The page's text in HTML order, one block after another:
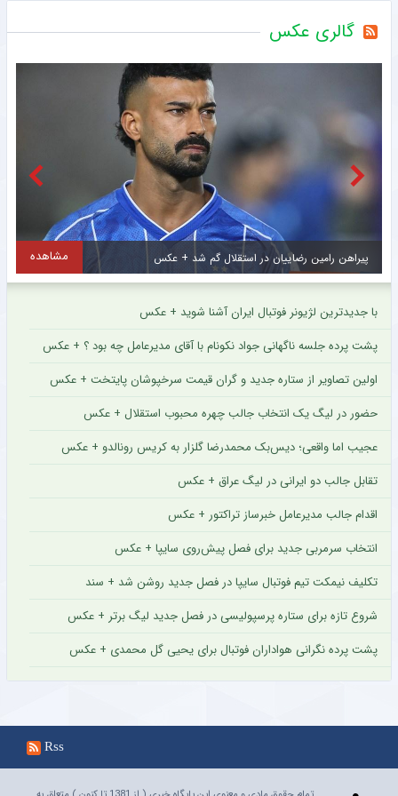
گالری عکس
پیراهن رامین رضاییان در استقلال گم شد + عکس مشاهده
با جدیدترین لژیونر فوتبال ایران آشنا شوید + عکس
پشت پرده جلسه ناگهانی جواد نکونام با آقای مدیرعامل چه بود ؟ + عکس
اولین تصاویر از ستاره جدید و گران قیمت سرخپوشان پایتخت + عکس
حضور در لیگ یک انتخاب جالب چهره محبوب استقلال + عکس
عجیب اما واقعی؛ دیس‌بک محمدرضا گلزار به کریس رونالدو + عکس
تقابل جالب دو ایرانی در لیگ عراق + عکس
اقدام جالب مدیرعامل خبرساز تراکتور + عکس
انتخاب سرمربی جدید برای فصل پیش‌روی سایپا + عکس
تکلیف نیمکت تیم فوتبال سایپا در فصل جدید روشن شد + سند
شروع تازه برای ستاره پرسپولیسی در فصل جدید لیگ برتر + عکس
پشت پرده نگرانی هواداران فوتبال برای یحیی گل محمدی + عکس
Rss